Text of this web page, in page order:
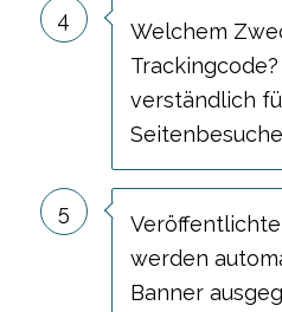
4
Welchem
verständlich
5
werden
Banner